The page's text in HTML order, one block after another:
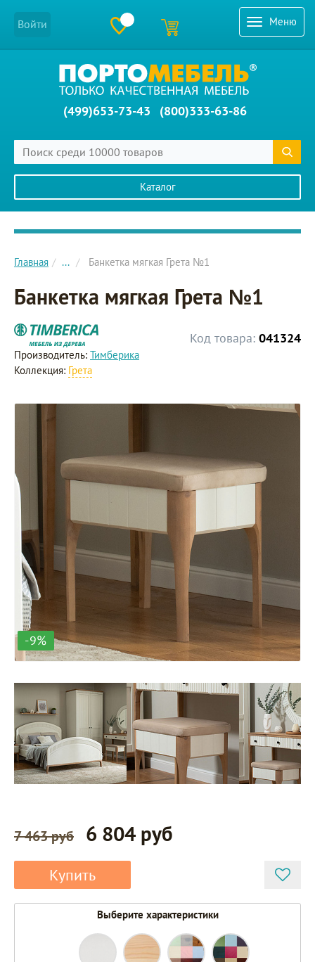
Меню
Войти
(499)653-73-43 (800)333-63-86
Каталог
Главное меню сайта
Главная ... Банкетка мягкая Грета №1
Банкетка мягкая Грета №1
Код товара: 041324
Производитель: Тимберика
Коллекция: Грета
-9%
7 463 руб 6 804 руб
Купить
Выберите характеристики